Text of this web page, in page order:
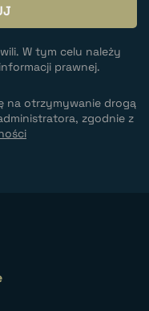
W tym celu należy
prawnej.
na otrzymywanie drogą
zgodnie z